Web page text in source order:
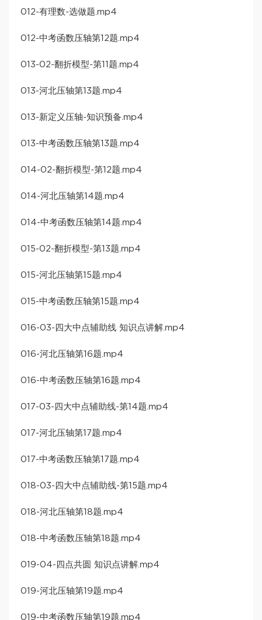
012-有理数-选做题.mp4
012-中考函数压轴第12题.mp4
013-02-翻折模型-第11题.mp4
013-河北压轴第13题.mp4
013-新定义压轴-知识预备.mp4
013-中考函数压轴第13题.mp4
014-02-翻折模型-第12题.mp4
014-河北压轴第14题.mp4
014-中考函数压轴第14题.mp4
015-02-翻折模型-第13题.mp4
015-河北压轴第15题.mp4
015-中考函数压轴第15题.mp4
016-03-四大中点辅助线 知识点讲解.mp4
016-河北压轴第16题.mp4
016-中考函数压轴第16题.mp4
017-03-四大中点辅助线-第14题.mp4
017-河北压轴第17题.mp4
017-中考函数压轴第17题.mp4
018-03-四大中点辅助线-第15题.mp4
018-河北压轴第18题.mp4
018-中考函数压轴第18题.mp4
019-04-四点共圆 知识点讲解.mp4
019-河北压轴第19题.mp4
019-中考函数压轴第19题.mp4